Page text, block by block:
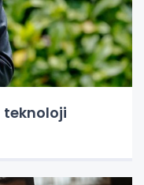
teknoloji